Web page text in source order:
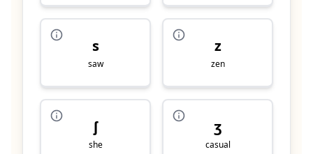
s
saw
z
zen
ʃ
she
ʒ
casual